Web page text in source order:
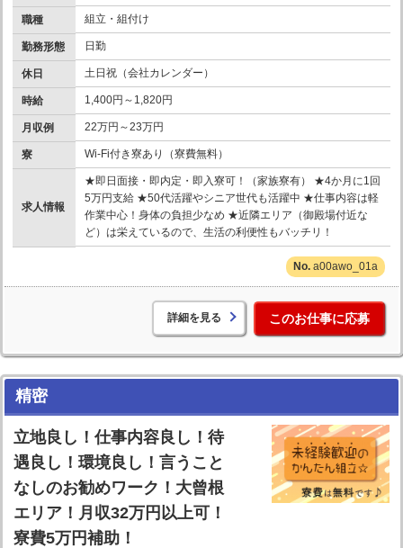
職種 組立・組付け
勤務形態 日勤
休日 土日祝（会社カレンダー）
時給 1,400円～1,820円
月収例 22万円～23万円
寮 Wi-Fi付き寮あり（寮費無料）
求人情報
★即日面接・即内定・即入寮可！（家族寮有） ★4か月に1回
5万円支給 ★50代活躍やシニア世代も活躍中 ★仕事内容は軽
作業中心！身体の負担少なめ ★近隣エリア（御殿場付近な
ど）は栄えているので、生活の利便性もバッチリ！
a00awo_01a
詳細を見る このお仕事に応募
精密
立地良し！仕事内容良し！待
遇良し！環境良し！言うこと
なしのお勧めワーク！大曾根
エリア！月収32万円以上可！
寮費5万円補助！